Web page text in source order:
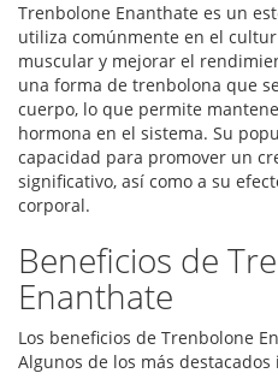
Trenbolone Enanthate es un
utiliza comúnmente en el
muscular y mejorar el
una forma de trenbolona que
cuerpo, lo que permite
hormona en el sistema. Su
capacidad para promover un
significativo, así como a su
corporal.
Beneficios de
Enanthate
Los beneficios de Trenbolone
Algunos de los más destacados